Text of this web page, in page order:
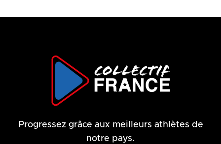
Progressez grâce aux meilleurs athlètes de
notre pays.